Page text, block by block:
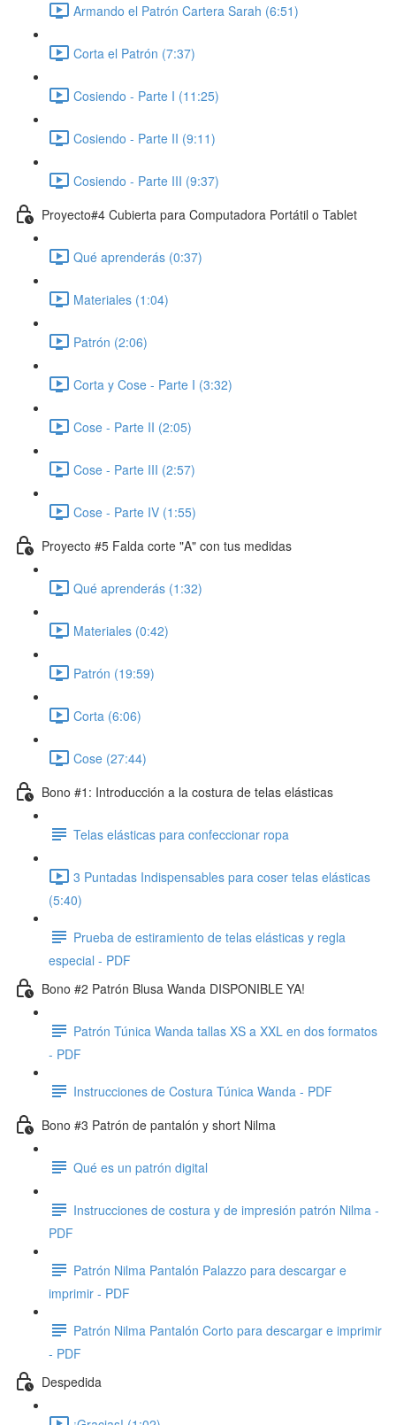
Armando el Patrón Cartera Sarah (6:51)
Corta el Patrón (7:37)
Cosiendo - Parte I (11:25)
Cosiendo - Parte II (9:11)
Cosiendo - Parte III (9:37)
Proyecto#4 Cubierta para Computadora Portátil o Tablet
Qué aprenderás (0:37)
Materiales (1:04)
Patrón (2:06)
Corta y Cose - Parte I (3:32)
Cose - Parte II (2:05)
Cose - Parte III (2:57)
Cose - Parte IV (1:55)
Proyecto #5 Falda corte "A" con tus medidas
Qué aprenderás (1:32)
Materiales (0:42)
Patrón (19:59)
Corta (6:06)
Cose (27:44)
Bono #1: Introducción a la costura de telas elásticas
Telas elásticas para confeccionar ropa
3 Puntadas Indispensables para coser telas elásticas
(5:40)
Prueba de estiramiento de telas elásticas y regla
especial - PDF
Bono #2 Patrón Blusa Wanda DISPONIBLE YA!
Patrón Túnica Wanda tallas XS a XXL en dos formatos
- PDF
Instrucciones de Costura Túnica Wanda - PDF
Bono #3 Patrón de pantalón y short Nilma
Qué es un patrón digital
Instrucciones de costura y de impresión patrón Nilma -
PDF
Patrón Nilma Pantalón Palazzo para descargar e
imprimir - PDF
Patrón Nilma Pantalón Corto para descargar e imprimir
- PDF
Despedida